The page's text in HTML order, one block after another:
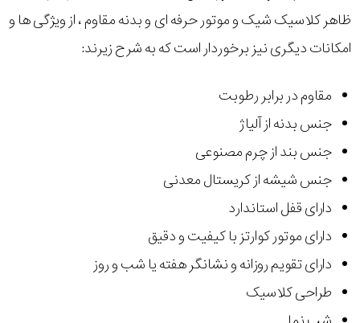
ظاهر کلاسیک شیک و موتور حرفه ای و بدنه مقاوم ، از ویژگی ها و
امکانات دیگری نیز برخوردار است که به شرح زیرند:
مقاوم در برابر رطوبت
جنس بدنه از آلیاژ
جنس بند از چرم مصنوعی
جنس شیشه از کریستال معدنی
دارای قفل استاندارد
دارای موتور کوارتز با کیفیت و دقیق
دارای تقویم روزانه و نشانگر هفته یا شب و روز
طراحی کلاسیک